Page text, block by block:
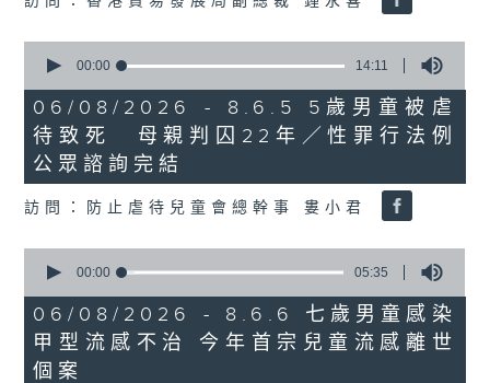
seconds
14
minutes,
11
seconds
00:00 14:11
06/08/2026 - 8.6.5 5歲男童被虐
待致死 母親判囚22年／性罪行法例
公眾諮詢完結
訪問：防止虐待兒童會總幹事 婁小君
seconds
5
minutes,
35
seconds
00:00 05:35
06/08/2026 - 8.6.6 七歲男童感染
甲型流感不治 今年首宗兒童流感離世
個案